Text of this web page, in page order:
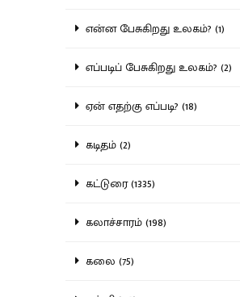
என்ன பேசுகிறது உலகம்? (1)
எப்படிப் பேசுகிறது உலகம்? (2)
ஏன் எதற்கு எப்படி? (18)
கடிதம் (2)
கட்டுரை (1335)
கலாச்சாரம் (198)
கலை (75)